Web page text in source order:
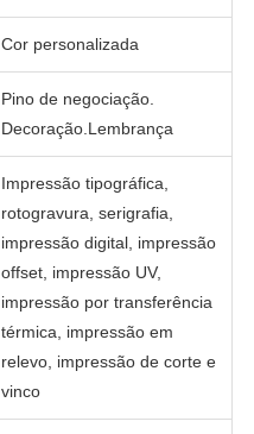
Cor personalizada
Pino de negociação.
Decoração.Lembrança
Impressão tipográfica,
rotogravura, serigrafia,
impressão digital, impressão
offset, impressão UV,
impressão por transferência
térmica, impressão em
relevo, impressão de corte e
vinco